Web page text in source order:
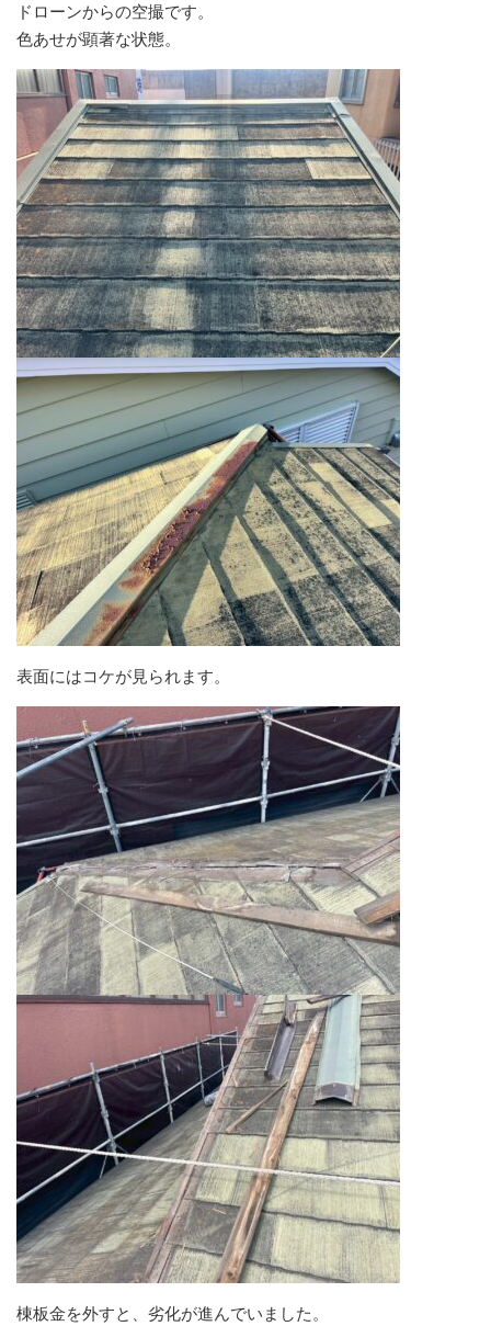
ドローンからの空撮です。
色あせが顕著な状態。
表面にはコケが見られます。
棟板金を外すと、劣化が進んでいました。